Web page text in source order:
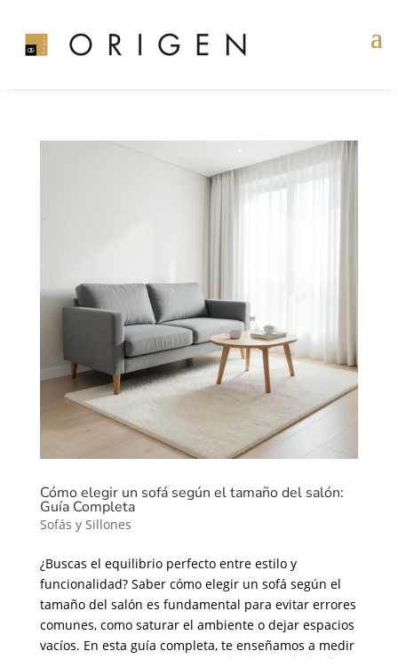
Cómo elegir un sofá según el tamaño del salón:
Guía Completa
Sofás y Sillones
¿Buscas el equilibrio perfecto entre estilo y
funcionalidad? Saber cómo elegir un sofá según el
tamaño del salón es fundamental para evitar errores
comunes, como saturar el ambiente o dejar espacios
vacíos. En esta guía completa, te enseñamos a medir